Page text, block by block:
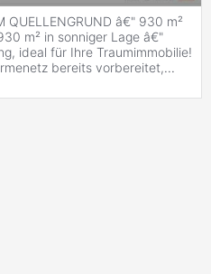
QUELLENGRUND â€" 930 m²
m² in sonniger Lage â€"
ideal für Ihre Traumimmobilie!
bereits vorbereitet,...